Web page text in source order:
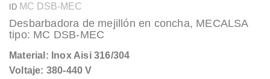
ID MC DSB-MEC
Desbarbadora de mejillón en concha, MECALSA
tipo: MC DSB-MEC
Material: Inox Aisi 316/304
Voltaje: 380-440 V